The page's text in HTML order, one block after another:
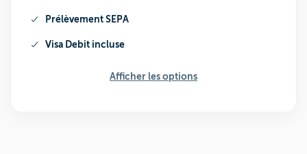
Prélèvement SEPA
Visa Debit incluse
Afficher les options